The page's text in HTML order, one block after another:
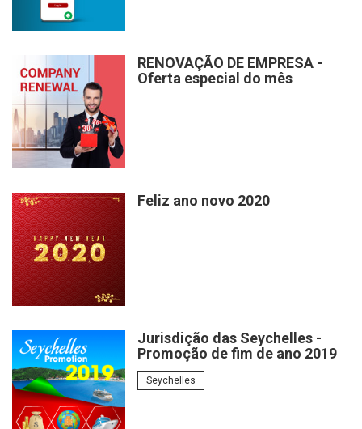
RENOVAÇÃO DE EMPRESA -
Oferta especial do mês
Feliz ano novo 2020
Jurisdição das Seychelles -
Promoção de fim de ano 2019
Seychelles